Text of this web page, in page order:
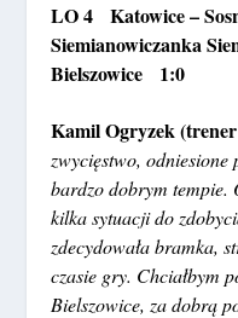
LO 4 Katowice –
Siemianowiczanka
Bielszowice 1:0
Kamil Ogryzek
zwycięstwo,
bardzo dobrym tempie.
kilka sytuacji do
zdecydowała bramka,
czasie gry. Chciałbym
Bielszowice, za dobrą